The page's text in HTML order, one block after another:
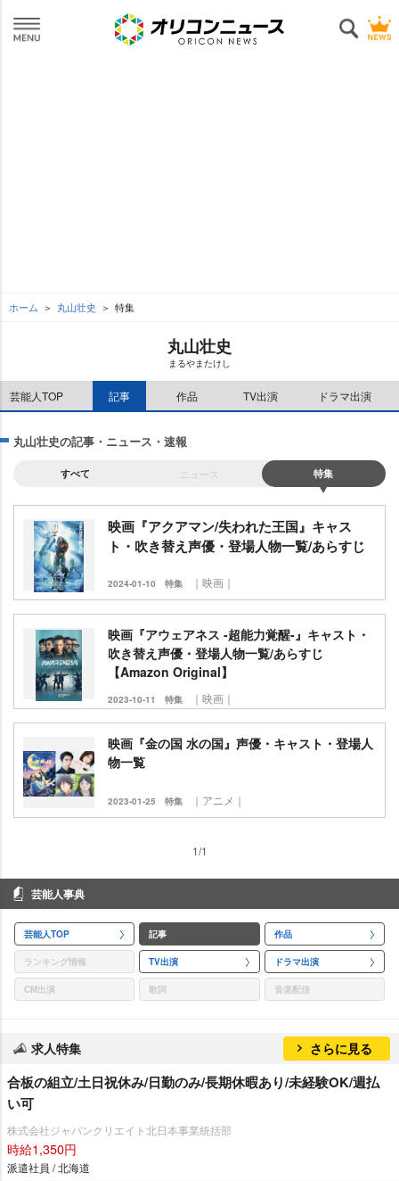
ホーム 丸山壮史 特集
丸山壮史
まるやまたけし
芸能人TOP 記事 作品 TV出演 ドラマ出演
丸山壮史の記事・ニュース・速報
すべて ニュース 特集
映画『アクアマン/失われた王国』キャス
ト・吹き替え声優・登場人物一覧/あらすじ
2024-01-10 特集 ｜映画｜
映画『アウェアネス -超能力覚醒-』キャスト・
吹き替え声優・登場人物一覧/あらすじ
【Amazon Original】
2023-10-11 特集 ｜映画｜
映画『金の国 水の国』声優・キャスト・登場人
物一覧
2023-01-25 特集 ｜アニメ｜
1/1
芸能人事典
芸能人TOP 記事 作品
ランキング情報 TV出演 ドラマ出演
CM出演 歌詞 音楽配信
求人特集 さらに見る
合板の組立/土日祝休み/日勤のみ/長期休暇あり/未経験OK/週払
い可
株式会社ジャパンクリエイト北日本事業統括部
時給1,350円
派遣社員 / 北海道